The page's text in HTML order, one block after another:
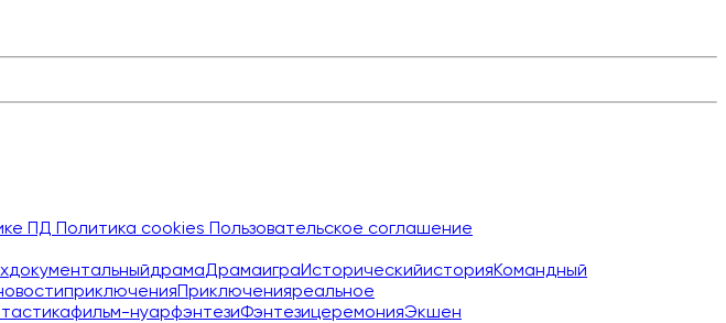
ПД Политика cookies Пользовательское соглашение
документальныйдрамаДрамаиграИсторическийисторияКомандный
приключенияПриключенияреальное
фильм-нуарфэнтезиФэнтезицеремонияЭкшен